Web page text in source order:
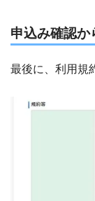
申込み確認か
最後に、利用規